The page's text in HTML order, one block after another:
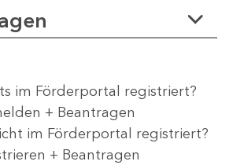
im Förderportal registriert?
+ Beantragen
im Förderportal registriert?
+ Beantragen